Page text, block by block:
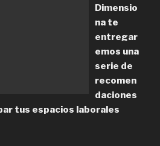
Dimensio
na te
entregar
emos una
serie de
recomen
daciones
tus espacios laborales